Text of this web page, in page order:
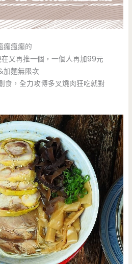
癲瘋癲的
又再推一個，一個人再加99元
加麵無限次
食，全力攻博多叉燒肉狂吃就對